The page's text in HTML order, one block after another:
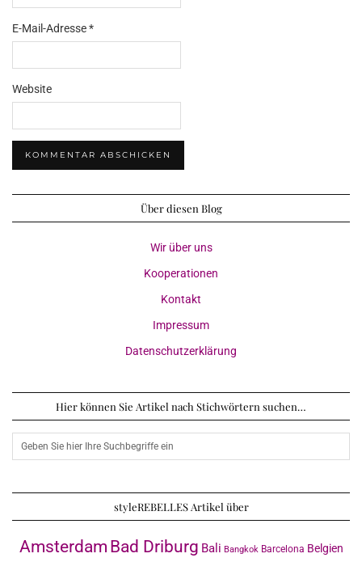
E-Mail-Adresse*
Website
Über diesen Blog
Wir über uns
Kooperationen
Kontakt
Impressum
Datenschutzerklärung
Hier können Sie Artikel nach Stichwörtern suchen…
styleREBELLES Artikel über
Amsterdam Bad Driburg Bali Bangkok Barcelona Belgien